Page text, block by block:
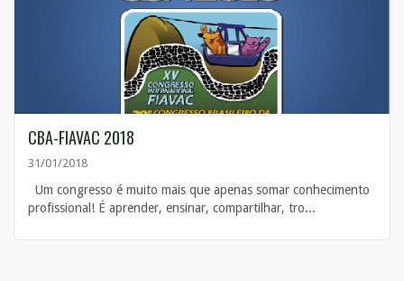
CBA-FIAVAC 2018
31/01/2018
Um congresso é muito mais que apenas somar conhecimento
profissional! É aprender, ensinar, compartilhar, tro...